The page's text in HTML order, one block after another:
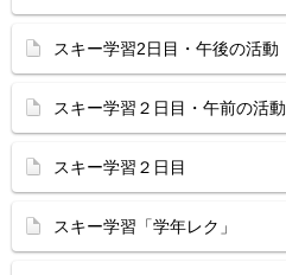
スキー学習2日目・午後の活動
スキー学習２日目・午前の活動
スキー学習２日目
スキー学習「学年レク」